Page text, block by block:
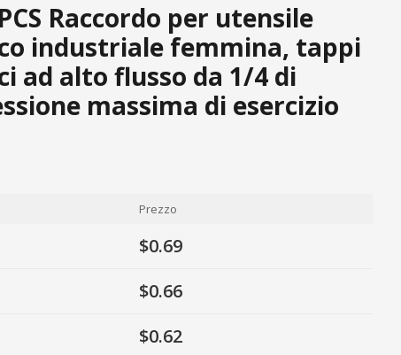
Raccordo per utensile
industriale femmina, tappi
ad alto flusso da 1/4 di
massima di esercizio
Prezzo
$0.69
$0.66
$0.62